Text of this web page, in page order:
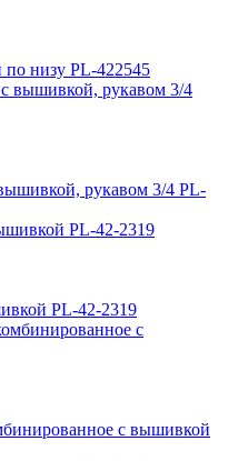
низу PL-422545
рукавом 3/4 PL-
PL-42-2319
с вышивкой